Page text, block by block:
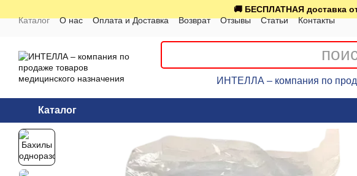
🚚 БЕСПЛАТНАЯ доставка
Каталог
О нас Оплата и Доставка Возврат Отзывы Статьи Контакты
ИНТЕЛЛА – компания по
Каталог